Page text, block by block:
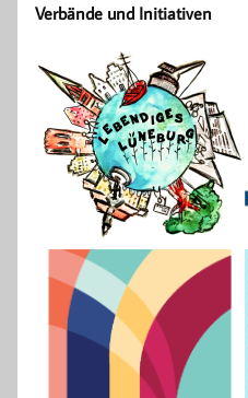
Verbände und Initiativen